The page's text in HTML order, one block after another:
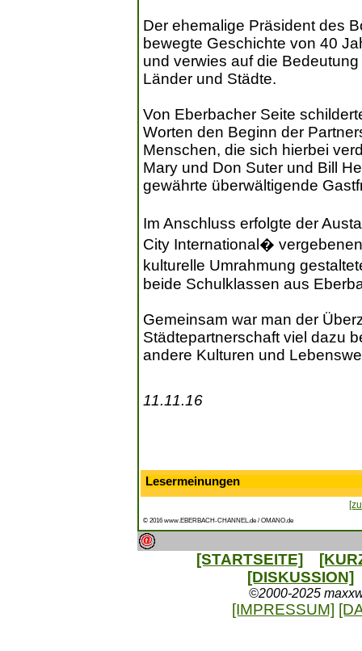
Der ehemalige Präsident des
bewegte Geschichte von 40
und verwies auf die
Länder und Städte.
Von Eberbacher Seite
Worten den Beginn der
Menschen, die sich hierbei
Mary und Don Suter und Bill
gewährte überwältigende
Im Anschluss erfolgte der
City International�
kulturelle Umrahmung
beide Schulklassen aus
Gemeinsam war man der
Städtepartnerschaft viel dazu
andere Kulturen und
11.11.16
Lesermeinungen
© 2016 www.EBERBACH-CHANNEL.de / OMANO.de
[STARTSEITE]
[DISKUSSION]
©2000-2025
[IMPRESSUM]